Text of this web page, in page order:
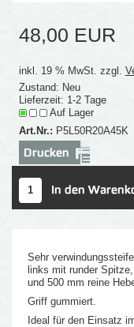
48,00 EUR
inkl. 19 % MwSt. zzgl.
Zustand: Neu
Lieferzeit: 1-2 Tage
Auf Lager
Art.Nr.: P5L50R20A45K
Sehr
links mit runder
und 500 mm reine
Griff gummiert.
Ideal für den Einsatz